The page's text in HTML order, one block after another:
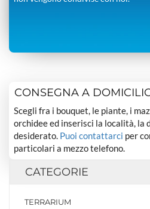
CONSEGNA A
Scegli fra i bouquet, le piante, i
orchidee ed inserisci la località, la
desiderato. Puoi contattarci per
particolari a mezzo telefono.
CATEGORIE
TERRARIUM